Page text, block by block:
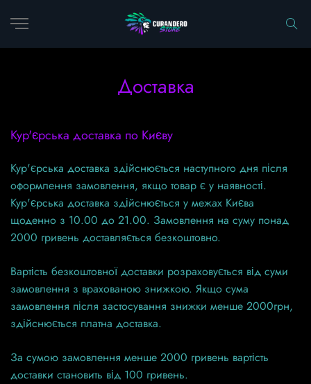
Доставка
Кур'єрська доставка по Києву
Кур'єрська доставка здійснюється наступного дня після
оформлення замовлення, якщо товар є у наявності.
Кур'єрська доставка здійснюється у межах Києва
щоденно з 10.00 до 21.00. Замовлення на суму понад
2000 гривень доставляється безкоштовно.
Вартість безкоштовної доставки розраховується від суми
замовлення з врахованою знижкою. Якщо сума
замовлення після застосування знижки менше 2000грн,
здійснюється платна доставка.
За сумою замовлення менше 2000 гривень вартість
доставки становить від 100 гривень.